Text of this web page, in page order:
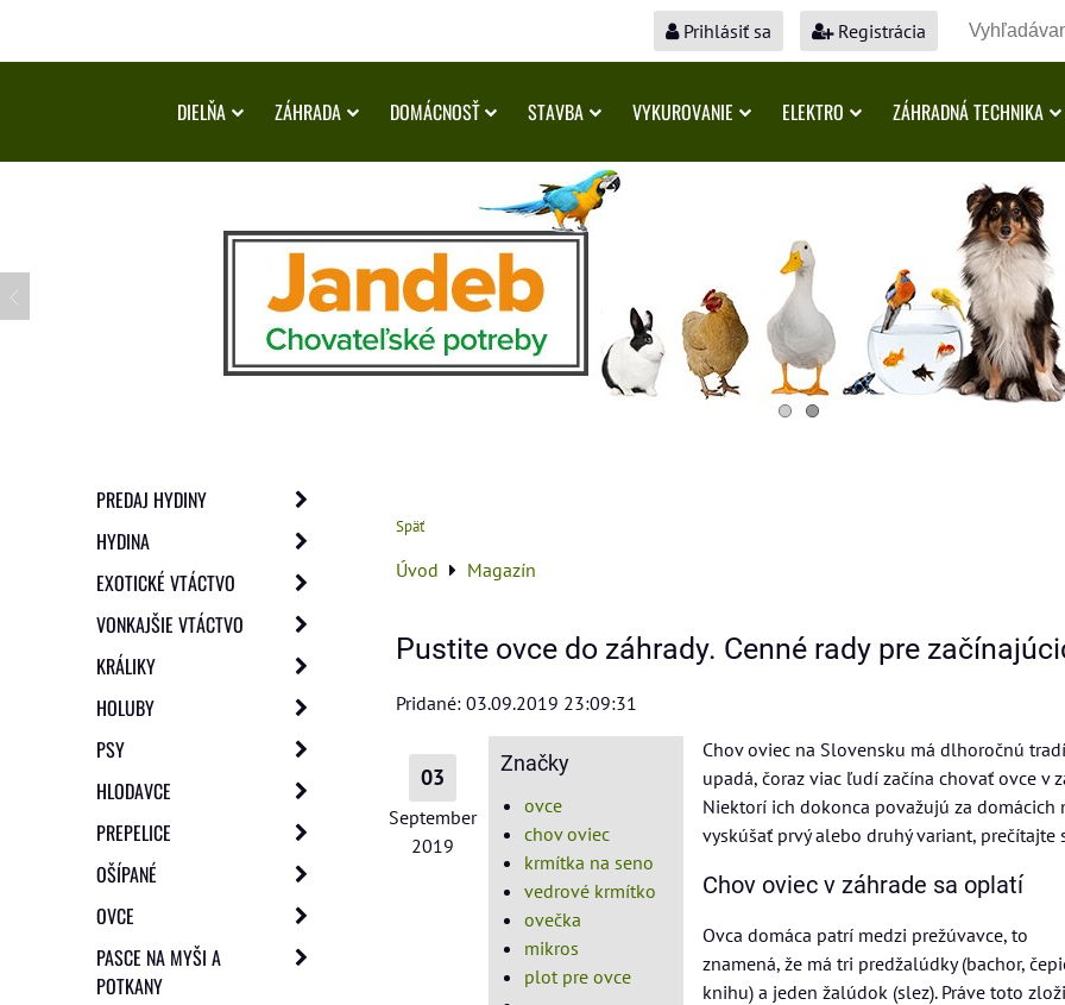
Prihlásiť sa Registrácia
DIELŇA ZÁHRADA DOMÁCNOSŤ STAVBA VYKUROVANIE ELEKTRO ZÁHRADNÁ TECHNIKA
Späť
Úvod Magazín
Pustite ovce do záhrady. Cenné rady pre
Pridané: 03.09.2019 23:09:31
03
September
2019
Značky
ovce
chov oviec
krmítka na seno
vedrové krmítko
ovečka
mikros
plot pre ovce
Chov oviec na Slovensku má dlhoročnú
upadá, čoraz viac ľudí začína chovať ovce v
Niektorí ich dokonca považujú za domácich
vyskúšať prvý alebo druhý variant, prečítajte
Chov oviec v záhrade sa oplatí
Ovca domáca patrí medzi prežúvavce, to
znamená, že má tri predžalúdky (bachor,
knihu) a jeden žalúdok (slez). Práve toto
PREDAJ HYDINY
HYDINA
EXOTICKÉ VTÁCTVO
VONKAJŠIE VTÁCTVO
KRÁLIKY
HOLUBY
PSY
HLODAVCE
PREPELICE
OŠÍPANÉ
OVCE
PASCE NA MYŠI A
POTKANY